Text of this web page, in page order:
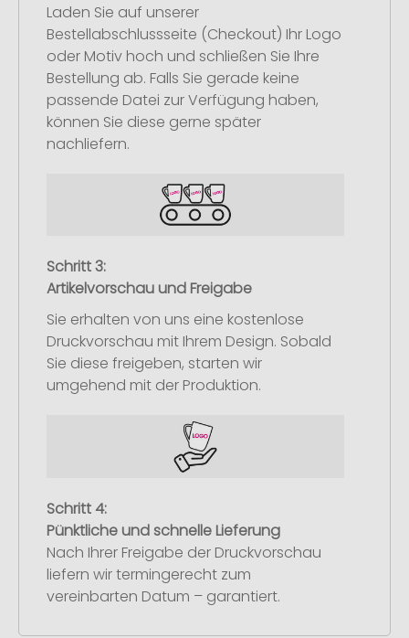
Laden Sie auf unserer
Bestellabschlussseite (Checkout) Ihr Logo
oder Motiv hoch und schließen Sie Ihre
Bestellung ab. Falls Sie gerade keine
passende Datei zur Verfügung haben,
können Sie diese gerne später
nachliefern.
Schritt 3:
Artikelvorschau und Freigabe
Sie erhalten von uns eine kostenlose
Druckvorschau mit Ihrem Design. Sobald
Sie diese freigeben, starten wir
umgehend mit der Produktion.
Schritt 4:
Pünktliche und schnelle Lieferung
Nach Ihrer Freigabe der Druckvorschau
liefern wir termingerecht zum
vereinbarten Datum – garantiert.